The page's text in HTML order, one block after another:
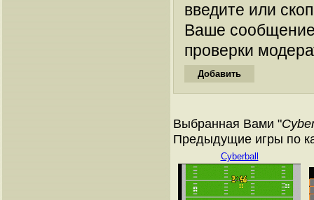
введите или
Ваше
проверки
Выбранная Вами "
Предыдущие игры по
Cyberball